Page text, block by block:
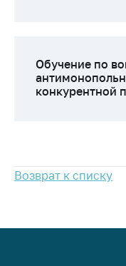
Обучение по
конкурентной
Возврат к списку